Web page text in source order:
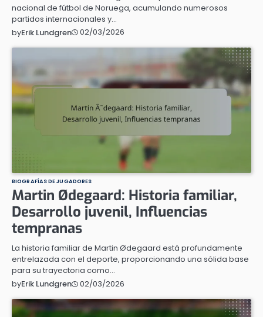
nacional de fútbol de Noruega, acumulando numerosos
partidos internacionales y…
byErik Lundgren 02/03/2026
BIOGRAFÍAS DE JUGADORES
Martin Ødegaard: Historia familiar,
Desarrollo juvenil, Influencias
tempranas
La historia familiar de Martin Ødegaard está profundamente
entrelazada con el deporte, proporcionando una sólida base
para su trayectoria como…
byErik Lundgren 02/03/2026